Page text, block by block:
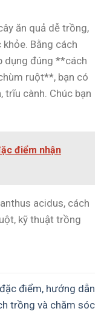
ăn quả dễ trồng,
Bằng cách
dụng đúng **cách
ruột**, bạn có
cành. Chúc bạn
điểm nhận
acidus, cách
kỹ thuật trồng
điểm, hướng dẫn
trồng và chăm sóc